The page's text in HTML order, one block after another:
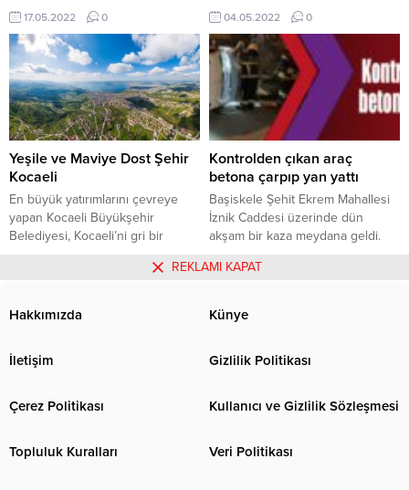
Belediyesi Fen İşleri Dairesi
Başkanlığı – Yol Bakım, Onarım Ve
Yapım Şube Müdürlüğü Gebze
İlçesi Geneli Yol Bakım Onarım
Yapılması İşi yapım işi 18.05.2022
saat:10.00’da Kocaeli Büyükşehir
Belediyesi İhale Toplantı Salonu B
Blok 1. Kat İzmit/KOCAELİ
gerçekleştirilecek.Ayrıntılı bilgi...
17.05.2022 0
gördüğü kas rahatsızlığı
nedeniyle hayatını kaybetti.
04.05.2022 0
Yeşile ve Maviye Dost Şehir
Kocaeli
En büyük yatırımlarını çevreye
yapan Kocaeli Büyükşehir
Belediyesi, Kocaeli’ni gri bir
korumak için çalışmalarını
gerçekleştirdi. YUNUSLAR
ve turizm kenti Kocaeli,
Büyükşehir Belediyesi’nin yaptığı
entegre çevre...
Kontrolden çıkan araç
betona çarpıp yan yattı
Başiskele Şehit Ekrem Mahallesi
İznik Caddesi üzerinde dün
akşam bir kaza meydana geldi.
idaresindeki 41 AGH 644 plakalı
hakimiyeti kaybetmesiyle yol
kenarındaki betona çarptı.
yatarak durabildi. Sürücü S.A.,
gören vatandaşlar tarafından 112
07.05.2022
Hakkımızda Künye
İletişim Gizlilik Politikası
Çerez Politikası Kullanıcı ve Gizlilik Sözleşmesi
Topluluk Kuralları Veri Politikası
REKLAMI KAPAT